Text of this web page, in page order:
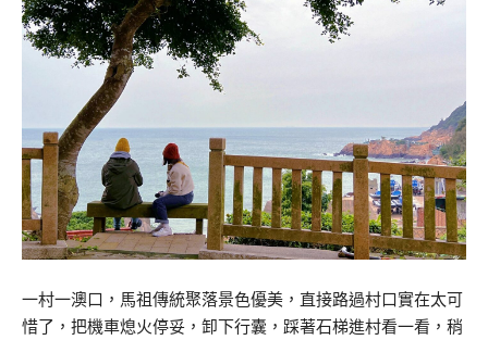
一村一澳口，馬祖傳統聚落景色優美，直接路過村口實在太可
惜了，把機車熄火停妥，卸下行囊，踩著石梯進村看一看，稍